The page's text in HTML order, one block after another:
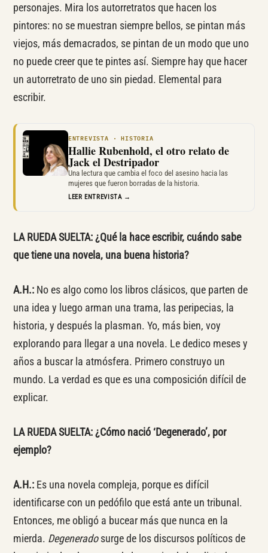
personajes. Mira los autorretratos que hacen los
pintores: no se muestran siempre bellos, se pintan más
viejos, más demacrados, se pintan de un modo que uno
no puede creer que te pintes así. Siempre hay que hacer
un autorretrato de uno sin piedad. Elemental para
escribir.
ENTREVISTA · HISTORIA
Hallie Rubenhold, el otro relato de
Jack el Destripador
Una lectura que cambia el foco del asesino hacia las
mujeres que fueron borradas de la historia.
LEER ENTREVISTA →
LA RUEDA SUELTA: ¿Qué la hace escribir, cuándo sabe
que tiene una novela, una buena historia?
A.H.: No es algo como los libros clásicos, que parten de
una idea y luego arman una trama, las peripecias, la
historia, y después la plasman. Yo, más bien, voy
explorando para llegar a una novela. Le dedico meses y
años a buscar la atmósfera. Primero construyo un
mundo. La verdad es que es una composición difícil de
explicar.
LA RUEDA SUELTA: ¿Cómo nació ‘Degenerado’, por
ejemplo?
A.H.:Es una novela compleja, porque es difícil
identificarse con un pedófilo que está ante un tribunal.
Entonces, me obligó a bucear más que nunca en la
mierda. Degeneradosurge de los discursos políticos de